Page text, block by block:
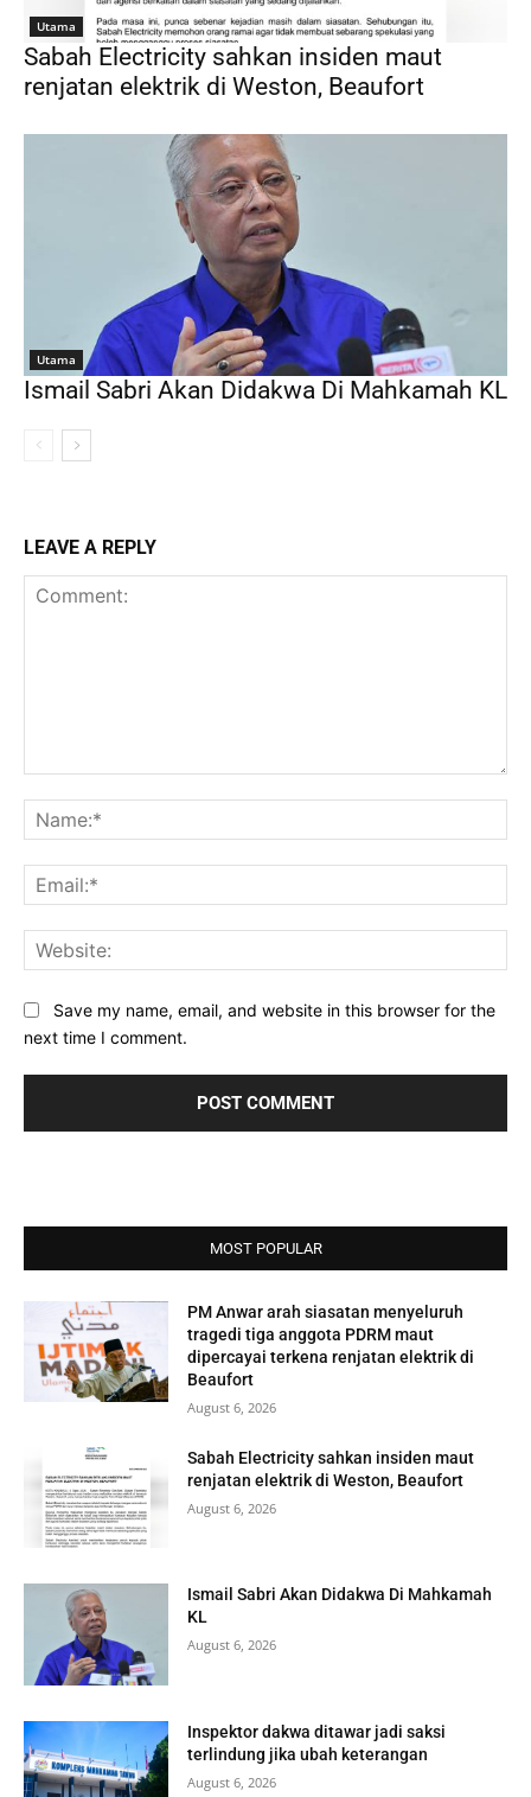
Utama
Sabah Electricity sahkan insiden maut
renjatan elektrik di Weston, Beaufort
Utama
Ismail Sabri Akan Didakwa Di Mahkamah KL
LEAVE A REPLY
Save my name, email, and website in this browser for the
next time I comment.
MOST POPULAR
PM Anwar arah siasatan menyeluruh
tragedi tiga anggota PDRM maut
dipercayai terkena renjatan elektrik di
Beaufort
August 6, 2026
Sabah Electricity sahkan insiden maut
renjatan elektrik di Weston, Beaufort
August 6, 2026
Ismail Sabri Akan Didakwa Di Mahkamah
KL
August 6, 2026
Inspektor dakwa ditawar jadi saksi
terlindung jika ubah keterangan
August 6, 2026